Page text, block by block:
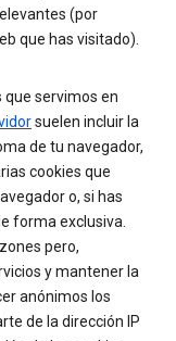
(por
que has visitado).
servimos en
suelen incluir la
de tu navegador,
cookies que
o, si has
forma exclusiva.
pero,
y mantener la
anónimos los
de la dirección IP